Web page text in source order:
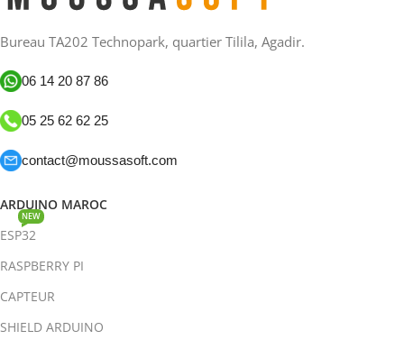
Bureau TA202 Technopark, quartier Tilila, Agadir.
06 14 20 87 86
05 25 62 62 25
contact@moussasoft.com
ARDUINO MAROC
ESP32
NEW
RASPBERRY PI
CAPTEUR
SHIELD ARDUINO